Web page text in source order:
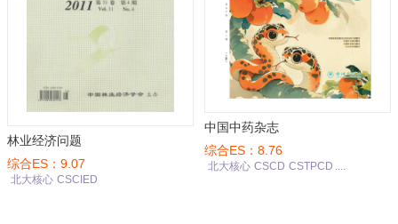
林业经济问题
综合ES：9.07
北大核心 CSCIED
中国中药杂志
综合ES：8.76
北大核心 CSCD CSTPCD